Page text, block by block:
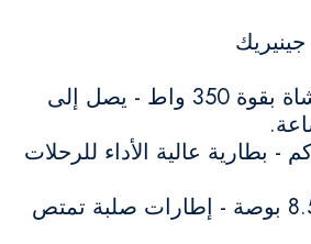
جينيريك
محرك بدون فرشاة بقوة 350 واط - يصل إلى
بطارية 30 كم - بطارية عالية الأداء للرحلات
إطارات مقاس 8.5 بوصة - إطارات صلبة تمتص